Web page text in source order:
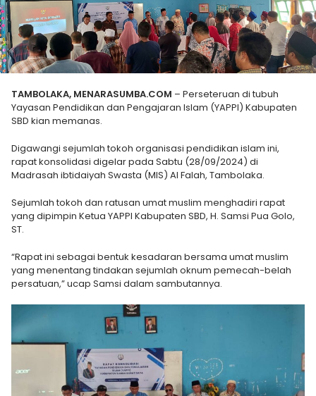
TAMBOLAKA, MENARASUMBA.COM – Perseteruan di tubuh
Yayasan Pendidikan dan Pengajaran Islam (YAPPI) Kabupaten
SBD kian memanas.
Digawangi sejumlah tokoh organisasi pendidikan islam ini,
rapat konsolidasi digelar pada Sabtu (28/09/2024) di
Madrasah ibtidaiyah Swasta (MIS) Al Falah, Tambolaka.
Sejumlah tokoh dan ratusan umat muslim menghadiri rapat
yang dipimpin Ketua YAPPI Kabupaten SBD, H. Samsi Pua Golo,
ST.
“Rapat ini sebagai bentuk kesadaran bersama umat muslim
yang menentang tindakan sejumlah oknum pemecah-belah
persatuan,” ucap Samsi dalam sambutannya.